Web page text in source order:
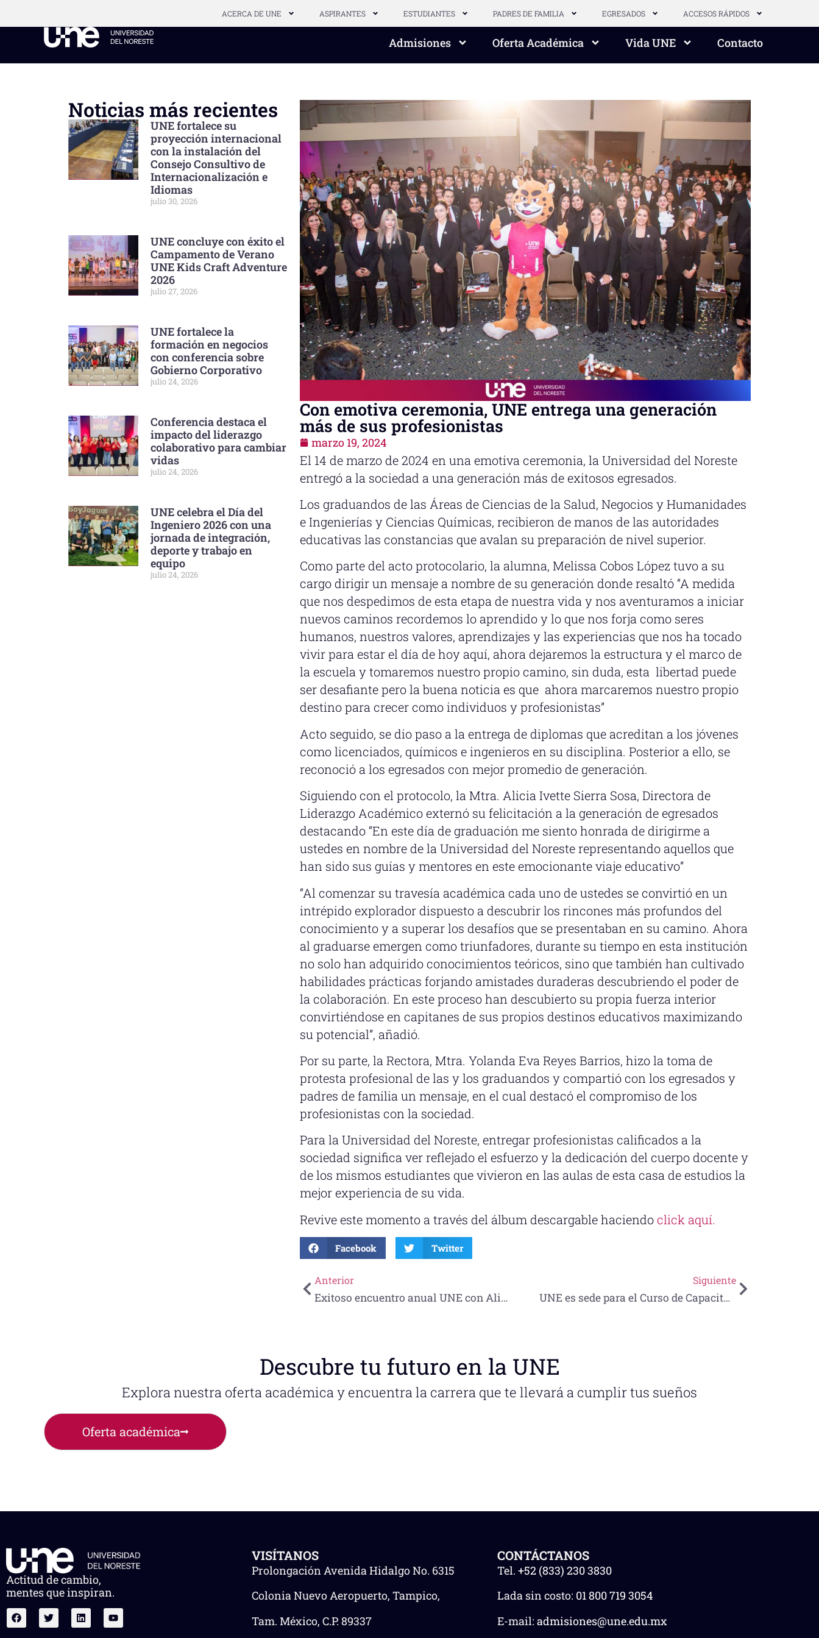
ACERCA DE UNE ASPIRANTES ESTUDIANTES PADRES DE FAMILIA EGRESADOS ACCESOS RÁPIDOS
Admisiones Oferta Académica Vida UNE Contacto
Noticias más recientes
UNE fortalece su
proyección internacional
con la instalación del
Consejo Consultivo de
Internacionalización e
Idiomas
julio 30, 2026
UNE concluye con éxito el
Campamento de Verano
UNE Kids Craft Adventure
2026
julio 27, 2026
UNE fortalece la
formación en negocios
con conferencia sobre
Gobierno Corporativo
julio 24, 2026
Conferencia destaca el
impacto del liderazgo
colaborativo para cambiar
vidas
julio 24, 2026
UNE celebra el Día del
Ingeniero 2026 con una
jornada de integración,
deporte y trabajo en
equipo
julio 24, 2026
Con emotiva ceremonia, UNE entrega una generación
más de sus profesionistas
marzo 19, 2024
El 14 de marzo de 2024 en una emotiva ceremonia, la Universidad del Noreste
entregó a la sociedad a una generación más de exitosos egresados.
Los graduandos de las Áreas de Ciencias de la Salud, Negocios y Humanidades
e Ingenierías y Ciencias Químicas, recibieron de manos de las autoridades
educativas las constancias que avalan su preparación de nivel superior.
Como parte del acto protocolario, la alumna, Melissa Cobos López tuvo a su
cargo dirigir un mensaje a nombre de su generación donde resaltó “A medida
que nos despedimos de esta etapa de nuestra vida y nos aventuramos a iniciar
nuevos caminos recordemos lo aprendido y lo que nos forja como seres
humanos, nuestros valores, aprendizajes y las experiencias que nos ha tocado
vivir para estar el día de hoy aquí, ahora dejaremos la estructura y el marco de
la escuela y tomaremos nuestro propio camino, sin duda, esta libertad puede
ser desafiante pero la buena noticia es que ahora marcaremos nuestro propio
destino para crecer como individuos y profesionistas”
Acto seguido, se dio paso a la entrega de diplomas que acreditan a los jóvenes
como licenciados, químicos e ingenieros en su disciplina. Posterior a ello, se
reconoció a los egresados con mejor promedio de generación.
Siguiendo con el protocolo, la Mtra. Alicia Ivette Sierra Sosa, Directora de
Liderazgo Académico externó su felicitación a la generación de egresados
destacando “En este día de graduación me siento honrada de dirigirme a
ustedes en nombre de la Universidad del Noreste representando aquellos que
han sido sus guías y mentores en este emocionante viaje educativo”
“Al comenzar su travesía académica cada uno de ustedes se convirtió en un
intrépido explorador dispuesto a descubrir los rincones más profundos del
conocimiento y a superar los desafíos que se presentaban en su camino. Ahora
al graduarse emergen como triunfadores, durante su tiempo en esta institución
no solo han adquirido conocimientos teóricos, sino que también han cultivado
habilidades prácticas forjando amistades duraderas descubriendo el poder de
la colaboración. En este proceso han descubierto su propia fuerza interior
convirtiéndose en capitanes de sus propios destinos educativos maximizando
su potencial”, añadió.
Por su parte, la Rectora, Mtra. Yolanda Eva Reyes Barrios, hizo la toma de
protesta profesional de las y los graduandos y compartió con los egresados y
padres de familia un mensaje, en el cual destacó el compromiso de los
profesionistas con la sociedad.
Para la Universidad del Noreste, entregar profesionistas calificados a la
sociedad significa ver reflejado el esfuerzo y la dedicación del cuerpo docente y
de los mismos estudiantes que vivieron en las aulas de esta casa de estudios la
mejor experiencia de su vida.
Revive este momento a través del álbum descargable haciendo click aquí.
Facebook Twitter
Anterior
Exitoso encuentro anual UNE con Aliados Académicos
Siguiente
UNE es sede para el Curso de Capacitación a Prestadores de Servicios Turísticos
Descubre tu futuro en la UNE
Explora nuestra oferta académica y encuentra la carrera que te llevará a cumplir tus sueños
Oferta académica
Actitud de cambio,
mentes que inspiran.
VISÍTANOS
Prolongación Avenida Hidalgo No. 6315
Colonia Nuevo Aeropuerto, Tampico,
Tam. México, C.P. 89337
CONTÁCTANOS
Tel.+52 (833) 230 3830
Lada sin costo: 01 800 719 3054
E-mail:admisiones@une.edu.mx